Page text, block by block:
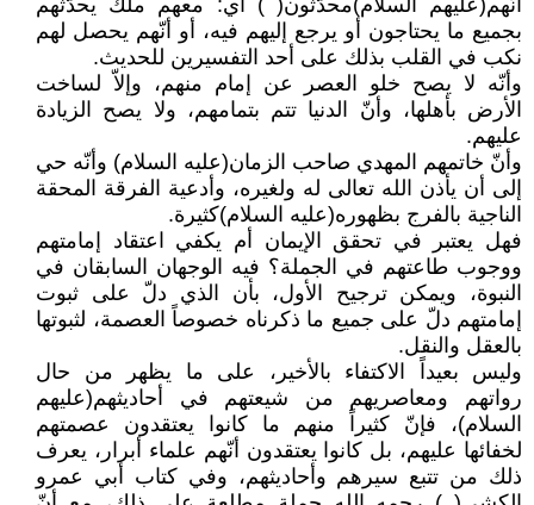
أنّهم(عليهم السلام)محدّثون( ) أي: معهم ملك يحدّثهم
بجميع ما يحتاجون أو يرجع إليهم فيه، أو أنّهم يحصل لهم
نكب في القلب بذلك على أحد التفسيرين للحديث.
وأنّه لا يصح خلو العصر عن إمام منهم، وإلاّ لساخت
الأرض بأهلها، وأنّ الدنيا تتم بتمامهم، ولا يصح الزيادة
عليهم.
وأنّ خاتمهم المهدي صاحب الزمان(عليه السلام) وأنّه حي
إلى أن يأذن الله تعالى له ولغيره، وأدعية الفرقة المحقة
الناجية بالفرج بظهوره(عليه السلام)كثيرة.
فهل يعتبر في تحقق الإيمان أم يكفي اعتقاد إمامتهم
ووجوب طاعتهم في الجملة؟ فيه الوجهان السابقان في
النبوة، ويمكن ترجيح الأول، بأن الذي دلّ على ثبوت
إمامتهم دلّ على جميع ما ذكرناه خصوصاً العصمة، لثبوتها
بالعقل والنقل.
وليس بعيداً الاكتفاء بالأخير، على ما يظهر من حال
رواتهم ومعاصريهم من شيعتهم في أحاديثهم(عليهم
السلام)، فإنّ كثيراً منهم ما كانوا يعتقدون عصمتهم
لخفائها عليهم، بل كانوا يعتقدون أنّهم علماء أبرار، يعرف
ذلك من تتبع سيرهم وأحاديثهم، وفي كتاب أبي عمرو